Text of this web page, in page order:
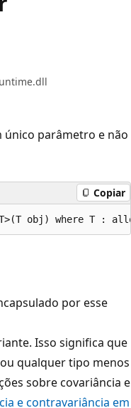
único parâmetro e não
Copiar
obj) where T :
por esse
Isso significa que
qualquer tipo menos
sobre covariância e
e contravariância em